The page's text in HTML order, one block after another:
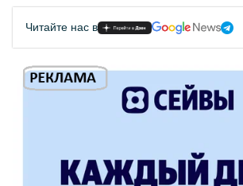
Читайте нас в